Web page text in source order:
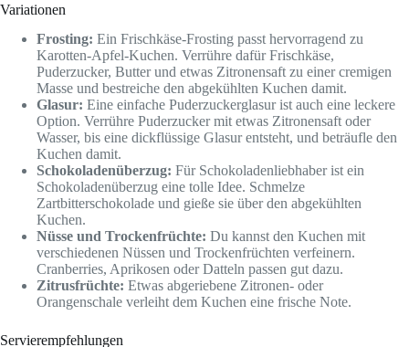
Variationen
Frosting: Ein Frischkäse-Frosting passt hervorragend zu
Karotten-Apfel-Kuchen. Verrühre dafür Frischkäse,
Puderzucker, Butter und etwas Zitronensaft zu einer cremigen
Masse und bestreiche den abgekühlten Kuchen damit.
Glasur: Eine einfache Puderzuckerglasur ist auch eine leckere
Option. Verrühre Puderzucker mit etwas Zitronensaft oder
Wasser, bis eine dickflüssige Glasur entsteht, und beträufle den
Kuchen damit.
Schokoladenüberzug: Für Schokoladenliebhaber ist ein
Schokoladenüberzug eine tolle Idee. Schmelze
Zartbitterschokolade und gieße sie über den abgekühlten
Kuchen.
Nüsse und Trockenfrüchte: Du kannst den Kuchen mit
verschiedenen Nüssen und Trockenfrüchten verfeinern.
Cranberries, Aprikosen oder Datteln passen gut dazu.
Zitrusfrüchte: Etwas abgeriebene Zitronen- oder
Orangenschale verleiht dem Kuchen eine frische Note.
Servierempfehlungen